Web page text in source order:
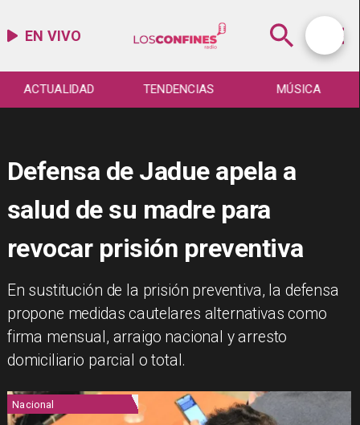
EN VIVO
ACTUALIDAD TENDENCIAS MÚSICA
Defensa de Jadue apela a
salud de su madre para
revocar prisión preventiva
​En sustitución de la prisión preventiva, la defensa
propone medidas cautelares alternativas como
firma mensual, arraigo nacional y arresto
domiciliario parcial o total.
Nacional